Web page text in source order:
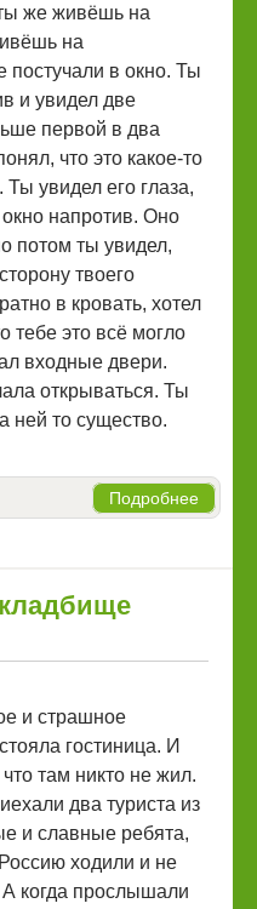
же живёшь на
на
постучали в окно. Ты
и увидел две
первой в два
что это какое-то
увидел его глаза,
напротив. Оно
потом ты увидел,
твоего
в кровать, хотел
тебе это всё могло
входные двери.
открываться. Ты
ней то существо.
Подробнее
и страшное
гостиница. И
там никто не жил.
два туриста из
и славные ребята,
ходили и не
когда прослышали